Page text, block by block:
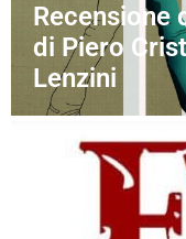
Recensione
di Piero
Lenzini